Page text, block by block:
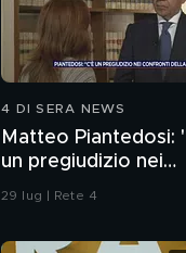
4 DI SERA NEWS
Matteo Piantedosi:
un pregiudizio nei
confronti della
29 lug | Rete 4